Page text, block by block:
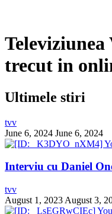
Televiziunea
trecut in
Ultimele stiri
tvv
June 6, 2024 June 6, 2024
Interviu cu Daniel
tvv
August 1, 2023 August 3,